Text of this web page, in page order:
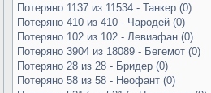
Потеряно 1137 из 11534 - Танкер (0)
Потеряно 410 из 410 - Чародей (0)
Потеряно 102 из 102 - Левиафан (0)
Потеряно 3904 из 18089 - Бегемот (0)
Потеряно 28 из 28 - Бридер (0)
Потеряно 58 из 58 - Неофант (0)